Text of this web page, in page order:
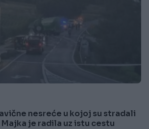
nesreće u kojoj su stradali
je radila uz istu cestu